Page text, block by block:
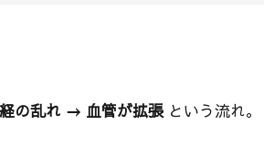
の乱れ → 血管が拡張 という流れ。